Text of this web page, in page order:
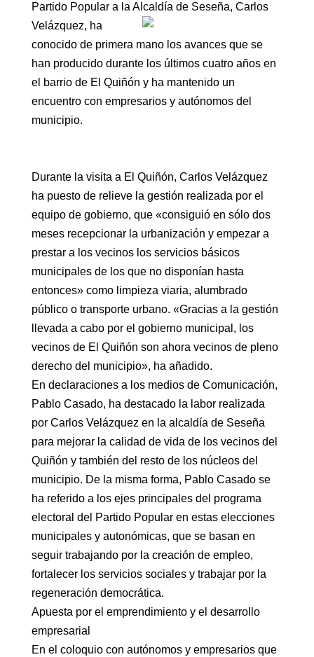
Partido Popular a la Alcaldía de Seseña, Carlos
Velázquez, ha
conocido de primera mano los avances que se
han producido durante los últimos cuatro años en
el barrio de El Quiñón y ha mantenido un
encuentro con empresarios y autónomos del
municipio.
Durante la visita a El Quiñón, Carlos Velázquez
ha puesto de relieve la gestión realizada por el
equipo de gobierno, que «consiguió en sólo dos
meses recepcionar la urbanización y empezar a
prestar a los vecinos los servicios básicos
municipales de los que no disponían hasta
entonces» como limpieza viaria, alumbrado
público o transporte urbano. «Gracias a la gestión
llevada a cabo por el gobierno municipal, los
vecinos de El Quiñón son ahora vecinos de pleno
derecho del municipio», ha añadido.
En declaraciones a los medios de Comunicación,
Pablo Casado, ha destacado la labor realizada
por Carlos Velázquez en la alcaldía de Seseña
para mejorar la calidad de vida de los vecinos del
Quiñón y también del resto de los núcleos del
municipio. De la misma forma, Pablo Casado se
ha referido a los ejes principales del programa
electoral del Partido Popular en estas elecciones
municipales y autonómicas, que se basan en
seguir trabajando por la creación de empleo,
fortalecer los servicios sociales y trabajar por la
regeneración democrática.
Apuesta por el emprendimiento y el desarrollo
empresarial
En el coloquio con autónomos y empresarios que